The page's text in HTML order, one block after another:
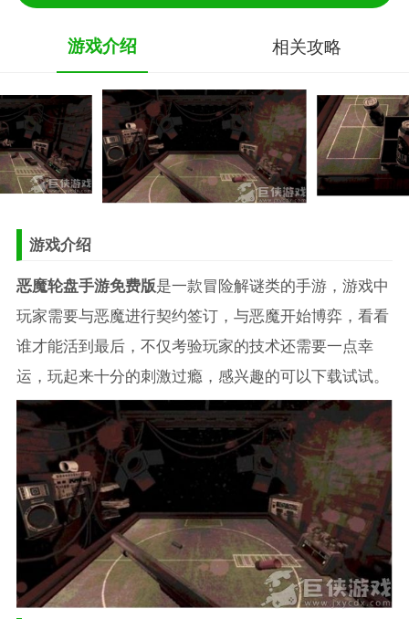
游戏介绍 相关攻略
游戏介绍
恶魔轮盘手游免费版是一款冒险解谜类的手游，游戏中
玩家需要与恶魔进行契约签订，与恶魔开始博弈，看看
谁才能活到最后，不仅考验玩家的技术还需要一点幸
运，玩起来十分的刺激过瘾，感兴趣的可以下载试试。